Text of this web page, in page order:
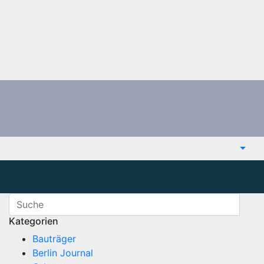
Kategorien
Bauträger
Berlin Journal